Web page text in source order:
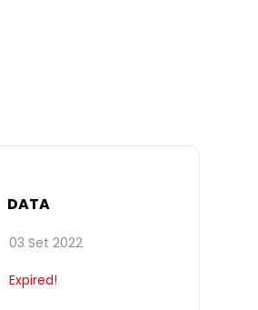
DATA
03 Set 2022
Expired!